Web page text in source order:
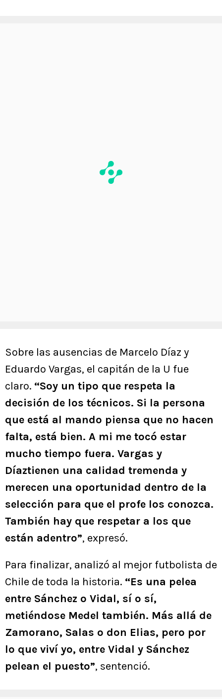
Sobre las ausencias de Marcelo Díaz y
Eduardo Vargas, el capitán de la U fue
claro. “Soy un tipo que respeta la
decisión de los técnicos. Si la persona
que está al mando piensa que no hacen
falta, está bien. A mi me tocó estar
mucho tiempo fuera. Vargas y
Díaztienen una calidad tremenda y
merecen una oportunidad dentro de la
selección para que el profe los conozca.
También hay que respetar a los que
están adentro”, expresó.
Para finalizar, analizó al mejor futbolista de
Chile de toda la historia. “Es una pelea
entre Sánchez o Vidal, sí o sí,
metiéndose Medel también. Más allá de
Zamorano, Salas o don Elias, pero por
lo que viví yo, entre Vidal y Sánchez
pelean el puesto”, sentenció.